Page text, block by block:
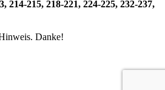
214-215, 218-221, 224-225, 232-237,
Danke!